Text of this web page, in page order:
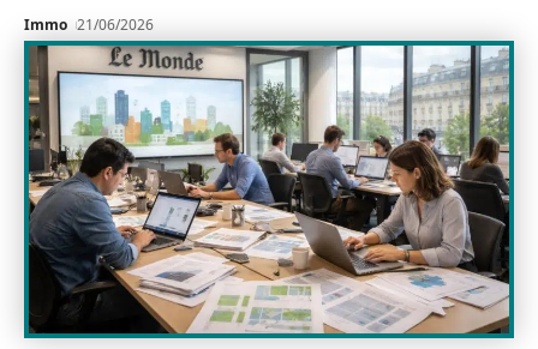
Immo 21/06/2026